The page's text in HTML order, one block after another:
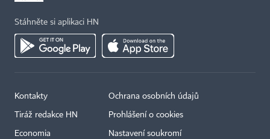
Stáhněte si aplikaci HN
Kontakty
Tiráž redakce HN
Economia
Ochrana osobních údajů
Prohlášení o cookies
Nastavení soukromí